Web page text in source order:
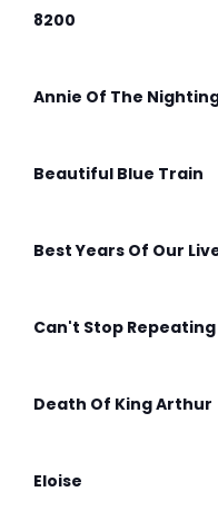
8200
Annie Of The
Beautiful Blue Train
Best Years Of Our
Can't Stop
Death Of King Arthur
Eloise